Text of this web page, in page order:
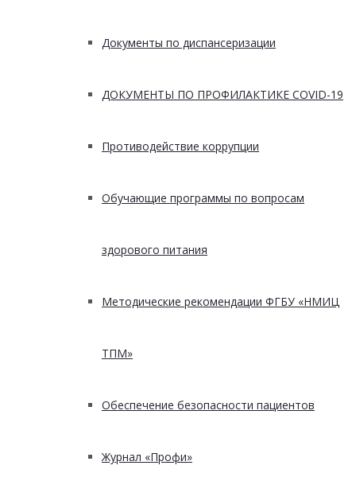
Документы по диспансеризации
ДОКУМЕНТЫ ПО ПРОФИЛАКТИКЕ COVID-19
Противодействие коррупции
Обучающие программы по вопросам
здорового питания
Методические рекомендации ФГБУ «НМИЦ
ТПМ»
Обеспечение безопасности пациентов
Журнал «Профи»